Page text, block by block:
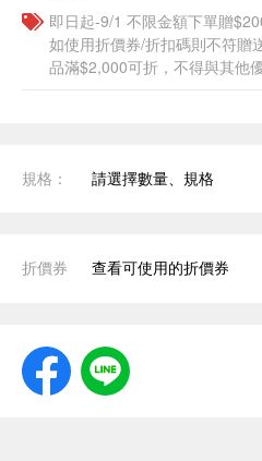
即日起-9/1 不限金額下單贈
如使用折價券/折扣碼則不符贈
品滿$2,000可折，不得與其他
規格： 請選擇數量、規格
折價券 查看可使用的折價券